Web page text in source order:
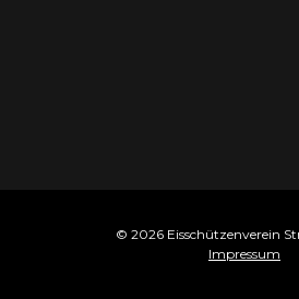
© 2026 Eisschützenverein
Impressum